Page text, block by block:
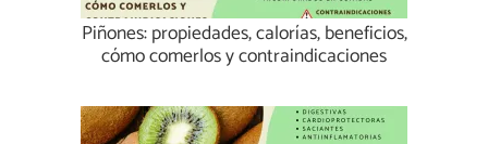
Piñones: propiedades, calorías, beneficios,
cómo comerlos y contraindicaciones